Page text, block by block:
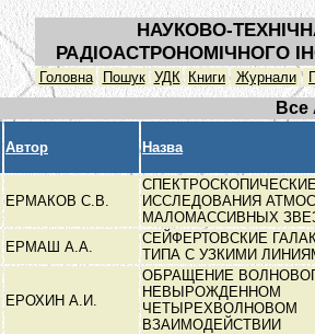
НАУКОВО-
РАДІОАСТРОНОМІЧНОГО
Головна Пошук УДК Книги Журнали
Все
Автор Назва
ЕРМАКОВ С.В.
ИССЛЕДОВАНИЯ
МАЛОМАССИВНЫХ
ЕРМАШ А.А.
СЕЙФЕРТОВСКИЕ
ТИПА С УЗКИМИ
ЕРОХИН А.И.
ОБРАЩЕНИЕ
НЕВЫРОЖДЕННОМ
ЧЕТЫРЕХВОЛНОВОМ
ВЗАИМОДЕЙСТВИИ